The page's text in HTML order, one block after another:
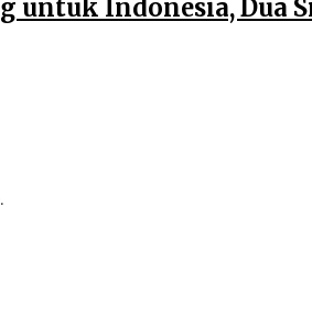
untuk Indonesia, Dua